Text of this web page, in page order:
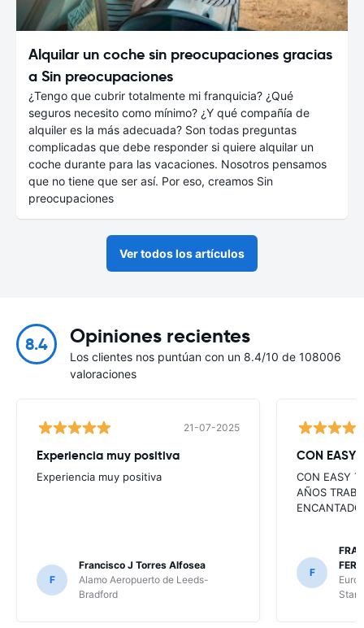
Alquilar un coche sin preocupaciones gracias
a Sin preocupaciones
¿Tengo que cubrir totalmente mi franquicia? ¿Qué
seguros necesito como mínimo? ¿Y qué compañía de
alquiler es la más adecuada? Son todas preguntas
complicadas que debe responder si quiere alquilar un
coche durante para las vacaciones. Nosotros pensamos
que no tiene que ser así. Por eso, creamos Sin
preocupaciones
Ver todos los artículos
8.4 Opiniones recientes
Los clientes nos puntúan con un 8.4/10 de 108006
valoraciones
21-07-2025
Experiencia muy positiva
Experiencia muy positiva
F
Francisco J Torres Alfosea
Alamo Aeropuerto de Leeds-
Bradford
CON EASY
CON EASY
AÑOS
ENCANTADO
F